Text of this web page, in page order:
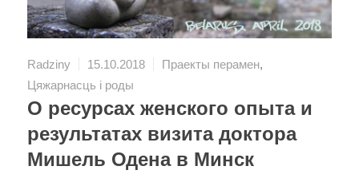
Radziny 15.10.2018 Праекты перамен,
Цяжарнасць і роды
О ресурсах женского опыта и
результатах визита доктора
Мишель Одена в Минск